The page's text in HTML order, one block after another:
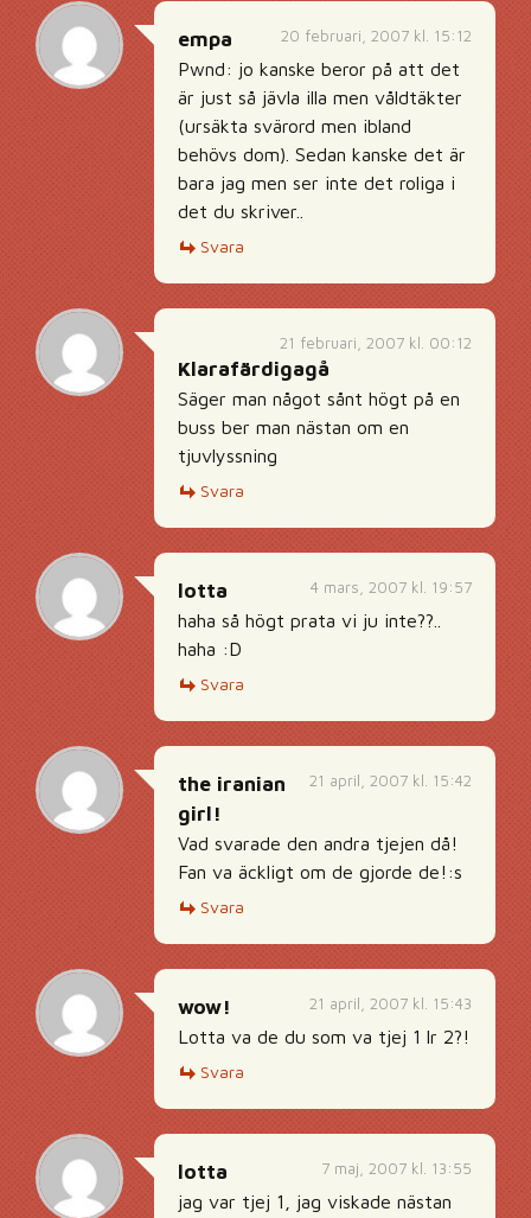
20 februari, 2007 kl. 15:12
empa
Pwnd: jo kanske beror på att det
är just så jävla illa men våldtäkter
(ursäkta svärord men ibland
behövs dom). Sedan kanske det är
bara jag men ser inte det roliga i
det du skriver..
Svara
21 februari, 2007 kl. 00:12
Klarafärdigagå
Säger man något sånt högt på en
buss ber man nästan om en
tjuvlyssning
Svara
4 mars, 2007 kl. 19:57
lotta
haha så högt prata vi ju inte??..
haha :D
Svara
21 april, 2007 kl. 15:42
the iranian
girl!
Vad svarade den andra tjejen då!
Fan va äckligt om de gjorde de!:s
Svara
21 april, 2007 kl. 15:43
wow!
Lotta va de du som va tjej 1 lr 2?!
Svara
7 maj, 2007 kl. 13:55
lotta
jag var tjej 1, jag viskade nästan